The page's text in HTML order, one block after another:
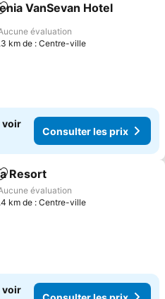
Ajouter à mes favoris
VanSevan Hotel
évaluation
km de : Centre-ville
voir
Consulter les prix
Ajouter à mes favoris
Resort
évaluation
km de : Centre-ville
voir